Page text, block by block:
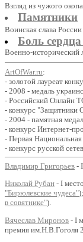
Взгляд из чужого окопа
Памятники
Воинская слава России
Боль
Военно-исторический
ArtOfWar.ru:
- золотой лауреат
- 2008 - медаль
- Российский Онлайн
- конкурс "Защитники
- 2004 - памятная
- конкурс Интернет-
- Первая
- конкурс русской
Владимир Григорьев -
Николай Рубан - I
"Бирюлевские чудеса"
в совятнике").
Вячеслав Миронов - I
премия им.Н.В.Гоголя